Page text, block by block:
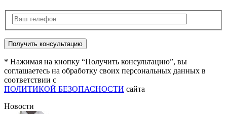
* Нажимая на кнопку “Получить консультацию”, вы
соглашаетесь на обработку своих персональных данных в
соответствии с
ПОЛИТИКОЙ БЕЗОПАСНОСТИ сайта
Новости